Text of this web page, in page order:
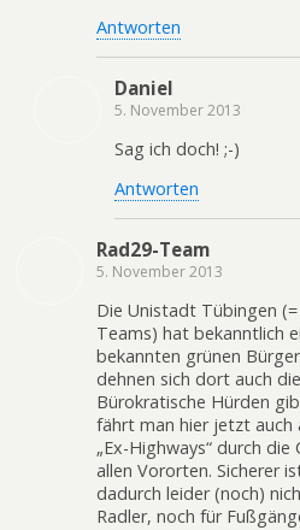
Antworten
Daniel
5. November 2013
Sag ich doch! ;-)
Antworten
Rad29-Team
5. November 2013
Die Unistadt Tübingen
Teams) hat bekanntlich
bekannten grünen
dehnen sich dort auch
Bürokratische Hürden
fährt man hier jetzt auch
„Ex-Highways“ durch
allen Vororten. Sicherer
dadurch leider (noch)
Radler, noch für